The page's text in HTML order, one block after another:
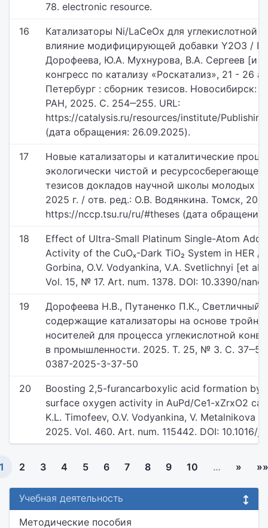
78. electronic resource.
16
Катализаторы Ni/LaCeOx для углекислотной
влияние модифицирующей добавки Y2O3 /
Дорофеева, Ю.А. Мухнурова, В.А. Сергеев [и
конгресс по катализу «Роскатализ», 21 - 26
Петербург : сборник тезисов. Новосибирск:
РАН, 2025. С. 254‒255. URL:
https://catalysis.ru/resources/institute/
(дата обращения: 26.09.2025).
17
Новые катализаторы и каталитические
экологически чистой и ресурсосберегающей
тезисов докладов научной школы молодых
2025 г. / отв. ред.: О.В. Водянкина. Томск,
https://nccp.tsu.ru/ru/#theses (дата обращения:
18
Effect of Ultra-Small Platinum Single-Atom
Activity of the CuOₓ-Dark TiO₂ System in HER /
Gorbina, O.V. Vodyankina, V.A. Svetlichnyi [et
Vol. 15, № 17. Art. num. 1378. DOI: 10.3390/
19
Дорофеева Н.В., Путаненко П.К., Светличный
содержащие катализаторы на основе
носителей для процесса углекислотной
в промышленности. 2025. Т. 25, № 3. С. 37‒50.
0387-2025-3-37-50
20
Boosting 2,5-furancarboxylic acid formation by
surface oxygen activity in AuPd/Ce1-xZrxO2
K.L. Timofeev, O.V. Vodyankina, V. Metalnikova
2025. Vol. 460. Art. num. 115442. DOI: 10.1016/
1 2 3 4 5 6 7 8 9 10 … » »»
Учебная деятельность
Методические пособия